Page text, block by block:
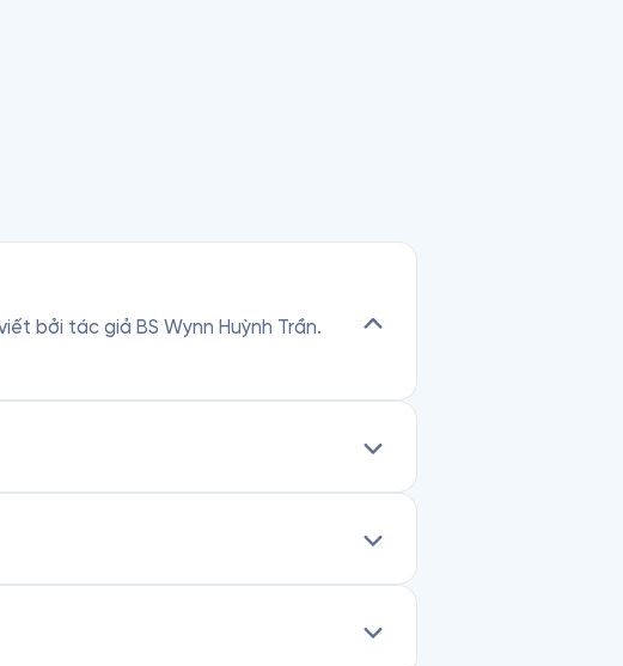
Skin Rejuvenation and Wellness
bởi tác giả BS Wynn Huỳnh Trần.